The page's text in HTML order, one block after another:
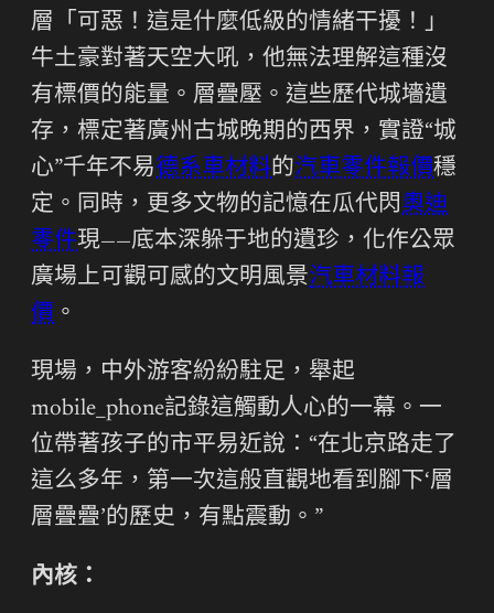
層「可惡！這是什麼低級的情緒干擾！」
牛土豪對著天空大吼，他無法理解這種沒
有標價的能量。層疊壓。這些歷代城墻遺
存，標定著廣州古城晚期的西界，實證“城
心”千年不易德系車材料的汽車零件報價穩
定。同時，更多文物的記憶在瓜代閃奧迪
零件現——底本深躲于地的遺珍，化作公眾
廣場上可觀可感的文明風景汽車材料報
價 。
現場，中外游客紛紛駐足，舉起
mobile_phone記錄這觸動人心的一幕。一
位帶著孩子的市平易近說：“在北京路走了
這么多年，第一次這般直觀地看到腳下‘層
層疊疊’的歷史，有點震動。”
內核：